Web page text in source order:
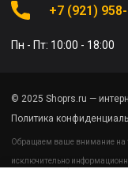
+7 (921)
Пн - Пт: 10:00 - 18:00
© 2025 Shoprs.ru —
Политика
Обращаем ваше внимание на
исключительно